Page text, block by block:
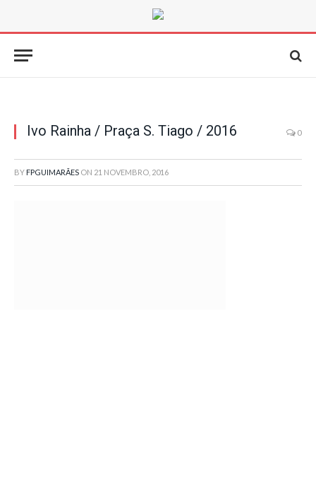
Ivo Rainha / Praça S. Tiago / 2016 0
BY FPGUIMARÃES ON 21 NOVEMBRO, 2016